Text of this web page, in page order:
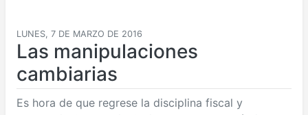
LUNES, 7 DE MARZO DE 2016
Las manipulaciones
cambiarias
Es hora de que regrese la disciplina fiscal y